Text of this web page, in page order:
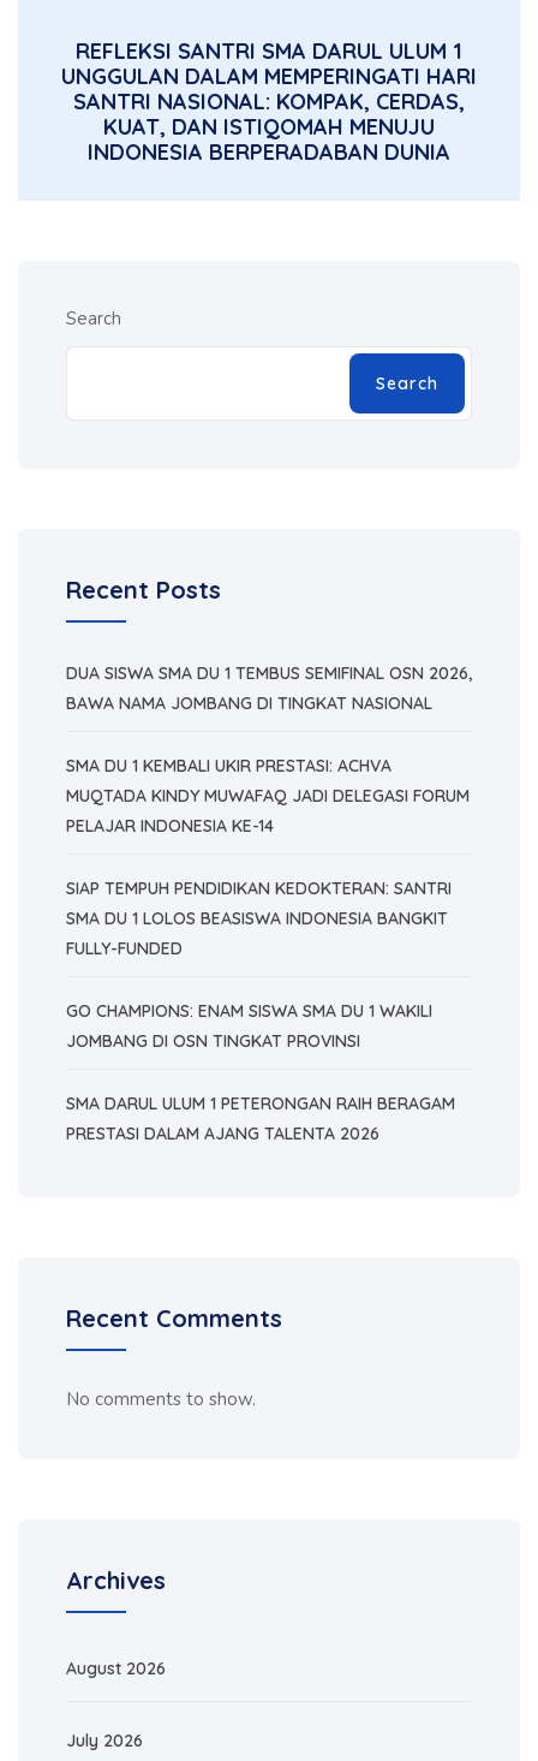
REFLEKSI SANTRI SMA DARUL ULUM 1
UNGGULAN DALAM MEMPERINGATI HARI
SANTRI NASIONAL: KOMPAK, CERDAS,
KUAT, DAN ISTIQOMAH MENUJU
INDONESIA BERPERADABAN DUNIA
Search
Search
Recent Posts
DUA SISWA SMA DU 1 TEMBUS SEMIFINAL OSN 2026,
BAWA NAMA JOMBANG DI TINGKAT NASIONAL
SMA DU 1 KEMBALI UKIR PRESTASI: ACHVA
MUQTADA KINDY MUWAFAQ JADI DELEGASI FORUM
PELAJAR INDONESIA KE-14
SIAP TEMPUH PENDIDIKAN KEDOKTERAN: SANTRI
SMA DU 1 LOLOS BEASISWA INDONESIA BANGKIT
FULLY-FUNDED
GO CHAMPIONS: ENAM SISWA SMA DU 1 WAKILI
JOMBANG DI OSN TINGKAT PROVINSI
SMA DARUL ULUM 1 PETERONGAN RAIH BERAGAM
PRESTASI DALAM AJANG TALENTA 2026
Recent Comments
No comments to show.
Archives
August 2026
July 2026